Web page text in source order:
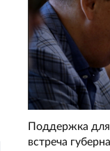
Поддержка
встреча